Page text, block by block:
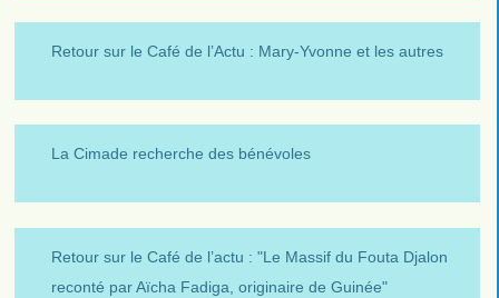
Retour sur le Café de l’Actu : Mary-Yvonne et les autres
La Cimade recherche des bénévoles
Retour sur le Café de l’actu : "Le Massif du Fouta Djalon
reconté par Aïcha Fadiga, originaire de Guinée"